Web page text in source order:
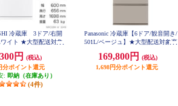
冷蔵庫 3ドア/右開
ワイト ★大型配送対象
円
(税込)
分ポイント還元
: 即納（在庫あり）
(4件)
Panasonic 冷蔵庫【6ドア/観音開き/
501L/ベージュ】★大型配送対象商
169,800円
(税込)
1,698円分ポイント還元